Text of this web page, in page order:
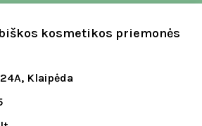
kosmetikos priemonės
Klaipėda